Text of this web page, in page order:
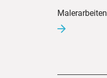
Malerarbeiten